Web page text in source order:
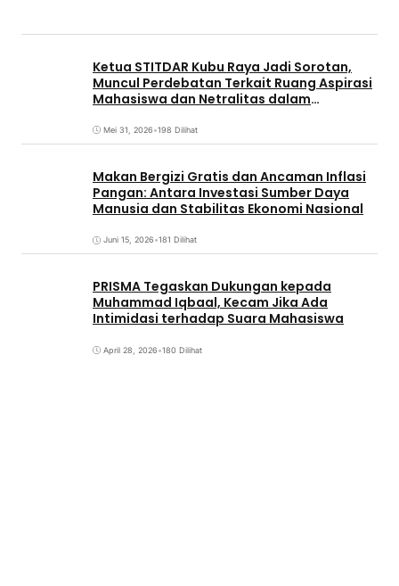
Ketua STITDAR Kubu Raya Jadi Sorotan,
Muncul Perdebatan Terkait Ruang Aspirasi
Mahasiswa dan Netralitas dalam
Mei 31, 2026•198 Dilihat
Makan Bergizi Gratis dan Ancaman Inflasi
Pangan: Antara Investasi Sumber Daya
Manusia dan Stabilitas Ekonomi Nasional
Juni 15, 2026•181 Dilihat
PRISMA Tegaskan Dukungan kepada
Muhammad Iqbaal, Kecam Jika Ada
Intimidasi terhadap Suara Mahasiswa
April 28, 2026•180 Dilihat